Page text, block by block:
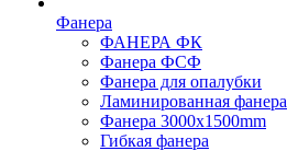
Фанера
ФАНЕРА ФК
Фанера ФСФ
Фанера для опалубки
Ламинированная фанера
Фанера 3000х1500mm
Гибкая фанера